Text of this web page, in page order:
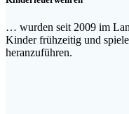
… wurden seit 2009 im
Kinder frühzeitig und
heranzuführen.